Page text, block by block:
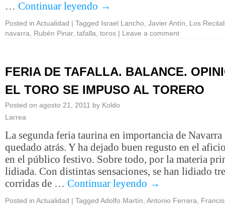
… Continuar leyendo →
Posted in Actualidad | Tagged Israel Lancho Javier Antín
Los
navarra
Rubén Pinar, tafalla toros | Leave a comment
FERIA DE TAFALLA. BALANCE.
EL TORO SE IMPUSO AL TORERO
Posted on agosto 21, 2011 by Koldo
Larrea
La segunda feria taurina en importancia de Navarra
quedado atrás. Y ha dejado buen regusto en el
en el público festivo. Sobre todo, por la materia
lidiada. Con distintas sensaciones, se han lidiado
corridas de … Continuar leyendo →
Posted in Actualidad | Tagged Adolfo Martín Antonio Ferrera